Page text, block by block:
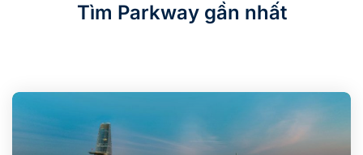
Tìm Parkway gần nhất